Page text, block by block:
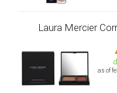
Laura Mercier
as of